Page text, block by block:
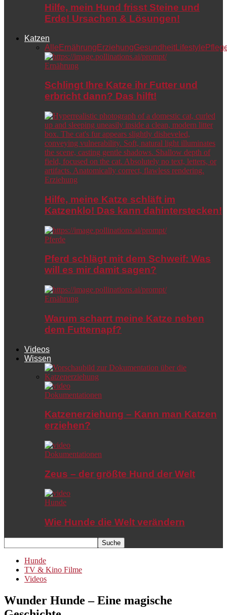
Hilfe, mein Hund frisst Steine und
Erde! Ursachen & Lösungen!
Katzen
Alle Ernährung ErziehungGesundheitLifestyle
Ernährung
Schlingt Ihre Katze ihr Futter und
erbricht dann? Das hilft!
Erziehung
Hilfe, meine Katze schläft im
Katzenklo! Das kann dahinterstecken!
Pferde
Pferd schlägt mit dem Schweif: Was
will es mir damit sagen?
Ernährung
Warum scharrt meine Katze neben
dem Futternapf?
Videos
Wissen
Dokumentationen
Katzenerziehung – Kann man Katzen
erziehen?
Dokumentationen
Zeus – der größte Hund der Welt
Hunde
Wie Hunde die Welt verändern
Hunde
TV & Kino Filme
Videos
Wunder Hunde – Eine magische